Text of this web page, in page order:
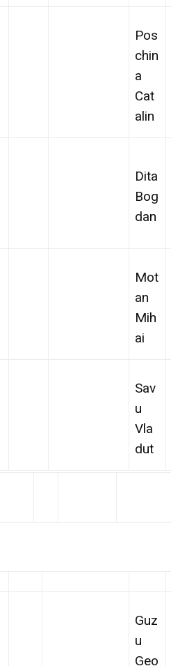
Pos
chin
a
Cat
alin
Dita
Bog
dan
Mot
an
Mih
ai
Sav
u
Vla
dut
Guz
u
Geo